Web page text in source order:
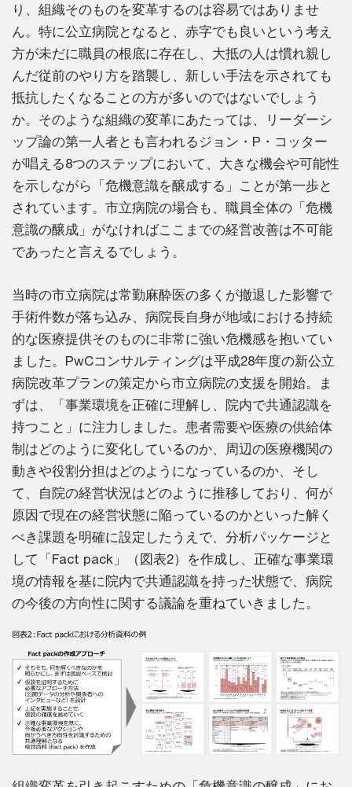
り、組織そのものを変革するのは容易ではありませ
ん。特に公立病院となると、赤字でも良いという考え
方が未だに職員の根底に存在し、大抵の人は慣れ親し
んだ従前のやり方を踏襲し、新しい手法を示されても
抵抗したくなることの方が多いのではないでしょう
か。そのような組織の変革にあたっては、リーダーシ
ップ論の第一人者とも言われるジョン・P・コッター
が唱える8つのステップにおいて、大きな機会や可能性
を示しながら「危機意識を醸成する」ことが第一歩と
されています。市立病院の場合も、職員全体の「危機
意識の醸成」がなければここまでの経営改善は不可能
であったと言えるでしょう。
当時の市立病院は常勤麻酔医の多くが撤退した影響で
手術件数が落ち込み、病院長自身が地域における持続
的な医療提供そのものに非常に強い危機感を抱いてい
ました。PwCコンサルティングは平成28年度の新公立
病院改革プランの策定から市立病院の支援を開始。ま
ずは、「事業環境を正確に理解し、院内で共通認識を
持つこと」に注力しました。患者需要や医療の供給体
制はどのように変化しているのか、周辺の医療機関の
動きや役割分担はどのようになっているのか、そし
て、自院の経営状況はどのように推移しており、何が
原因で現在の経営状態に陥っているのかといった解く
べき課題を明確に設定したうえで、分析パッケージと
して「Fact pack」（図表2）を作成し、正確な事業環
境の情報を基に院内で共通認識を持った状態で、病院
の今後の方向性に関する議論を重ねていきました。